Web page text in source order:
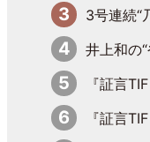
3号連続“乃木坂46祭り” ラスト
井上和の“やる気フォン
『証言TIF～アイドル戦国時代とはなんだったのか～』
『証言TIF～アイドル戦国時代とはなんだったのか～